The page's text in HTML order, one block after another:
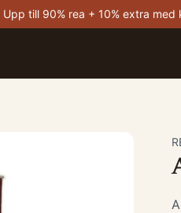
Upp till 90% rea + 10% extra med